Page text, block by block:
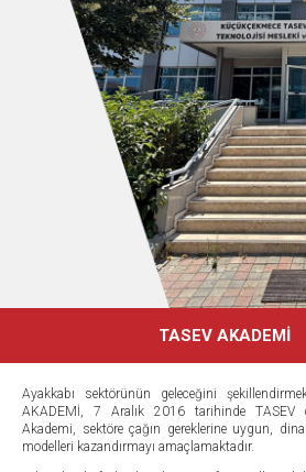
TASEV AKADEMİ
Ayakkabı sektörünün geleceğini
AKADEMİ, 7 Aralık 2016 tarihinde TASEV
Akademi, sektöre çağın gereklerine uygun,
modelleri kazandırmayı amaçlamaktadır.